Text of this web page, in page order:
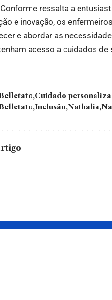
ressalta a
e inovação, os
e abordar as
acesso a cuidados de
Belletato Cuidado
Inclusão Nathalia